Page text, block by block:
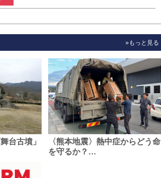
»もっと見る
台古墳」
〈熊本地震〉熱中症からどう命
を守るか？…